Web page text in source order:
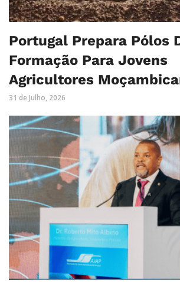
Portugal Prepara Pólos
Formação Para Jovens
Agricultores
31 de Julho, 2026